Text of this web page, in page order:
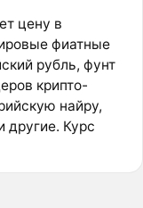
цену в
фиатные
рубль, фунт
крипто-
найру,
другие. Курс